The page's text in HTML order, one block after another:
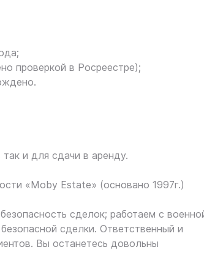
проверкой в Росреестре);
и для сдачи в аренду.
«Moby Estate» (основано 1997г.)
сделок; работаем с
сделки. Ответственный и
Вы останетесь довольны